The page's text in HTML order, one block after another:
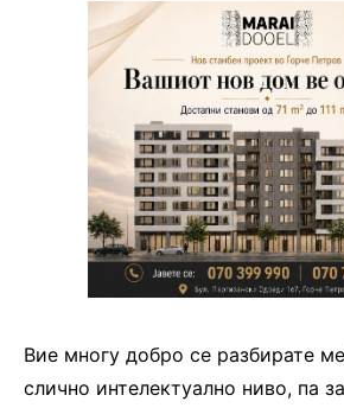
Вие многу добро се разбирате
слично интелектуално ниво, па